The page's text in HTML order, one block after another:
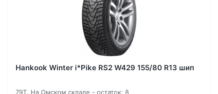
Hankook Winter i*Pike RS2 W429 155/80 R13 шип
79T. На Омском складе - остаток: 8